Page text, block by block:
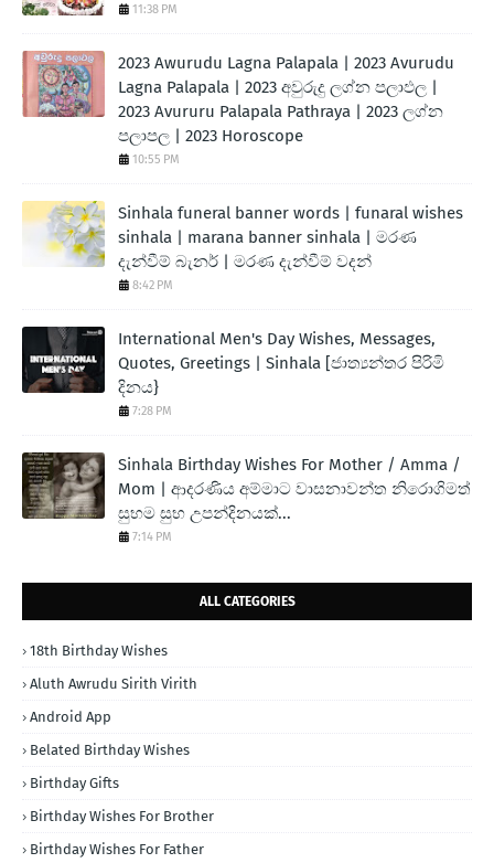
11:38 PM
2023 Awurudu Lagna Palapala | 2023 Avurudu
Lagna Palapala | 2023 අවුරුදු ලග්න පලාඵල |
2023 Avururu Palapala Pathraya | 2023 ලග්න
පලාපල | 2023 Horoscope
10:55 PM
Sinhala funeral banner words | funaral wishes
sinhala | marana banner sinhala | මරණ
දැන්වීම් බැනර් | මරණ දැන්වීම් වදන්
8:42 PM
International Men's Day Wishes, Messages,
Quotes, Greetings | Sinhala [ජාත්‍යන්තර පිරිමි
දිනය}
7:28 PM
Sinhala Birthday Wishes For Mother / Amma /
Mom | ආදරණිය අම්මාට වාසනාවන්ත නිරොගිමත්
සුභම සුභ උපන්දිනයක්...
7:14 PM
ALL CATEGORIES
18th Birthday Wishes
Aluth Awrudu Sirith Virith
Android App
Belated Birthday Wishes
Birthday Gifts
Birthday Wishes For Brother
Birthday Wishes For Father